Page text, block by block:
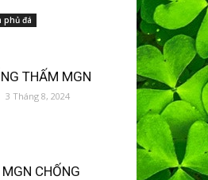
phủ đá
THẤM MGN
3 Tháng 8, 2024
CHỐNG